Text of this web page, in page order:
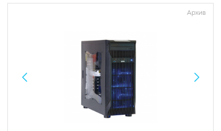
Архив